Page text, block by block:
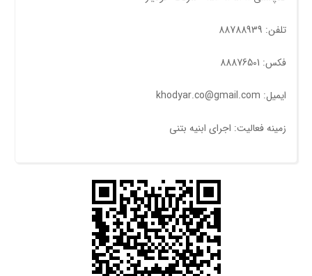
تلفن: 88788939
فکس: 88876501
ایمیل: khodyar.co@gmail.com
زمینه فعالیت: اجرای ابنیه بتنی